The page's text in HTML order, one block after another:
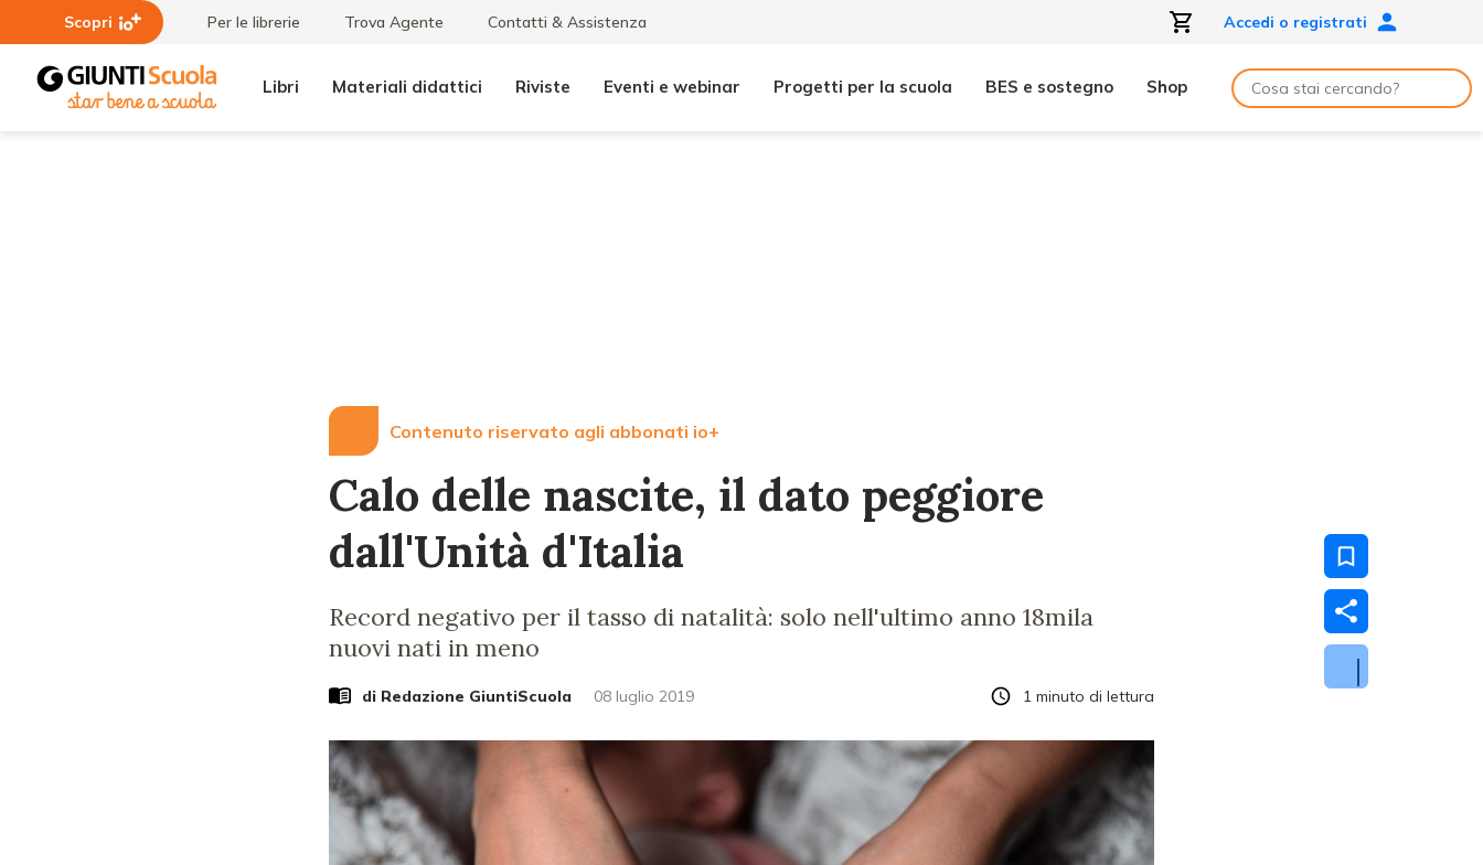
Scopri Per le librerie Trova Agente Contatti & Assistenza Accedi o registrati
Libri Materiali didattici Riviste Eventi e webinar Progetti per la scuola BES e sostegno Shop
Contenuto riservato agli abbonati io+
Calo delle nascite, il dato peggiore
dall'Unità d'Italia
Record negativo per il tasso di natalità: solo nell'ultimo anno 18mila
nuovi nati in meno
di Redazione GiuntiScuola 08 luglio 2019 1 minuto di lettura